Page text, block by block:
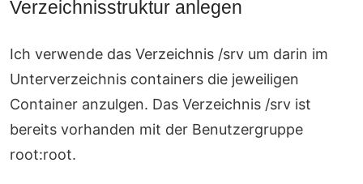
Verzeichnisstruktur anlegen
Ich verwende das Verzeichnis /srv um darin im
Unterverzeichnis containers die jeweiligen
Container anzulgen. Das Verzeichnis /srv ist
bereits vorhanden mit der Benutzergruppe
root:root.